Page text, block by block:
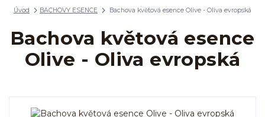
Úvod BACHOVY ESENCE Bachova květová esence Olive - Oliva evropská
Bachova květová esence
Olive - Oliva evropská